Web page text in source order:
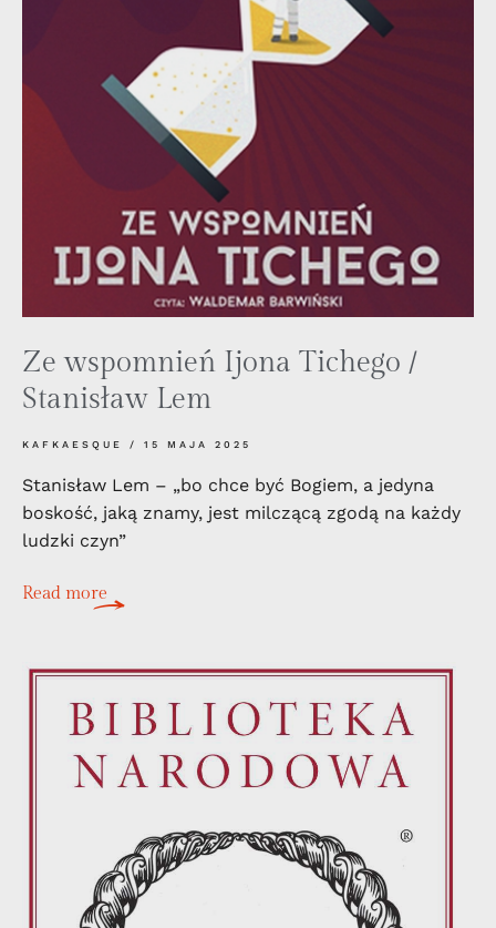
Ze wspomnień Ijona Tichego /
Stanisław Lem
KAFKAESQUE 15 MAJA 2025
Stanisław Lem – „bo chce być Bogiem, a jedyna
boskość, jaką znamy, jest milczącą zgodą na każdy
ludzki czyn”
Read more